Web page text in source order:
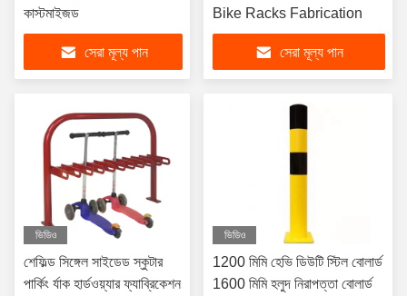
কাস্টমাইজড
সেরা মূল্য পান
Bike Racks Fabrication
সেরা মূল্য পান
ভিডিও
শেফিল্ড সিঙ্গেল সাইডেড স্কুটার
পার্কিং র্যাক হার্ডওয়্যার ফ্যাব্রিকেশন
ভিডিও
1200 মিমি হেভি ডিউটি ​​স্টিল বোলার্ড
1600 মিমি হলুদ নিরাপত্তা বোলার্ড